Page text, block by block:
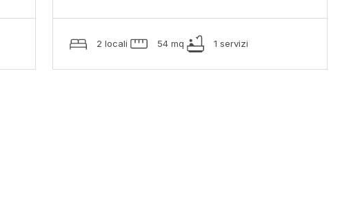
2 locali 54 mq 1 servizi